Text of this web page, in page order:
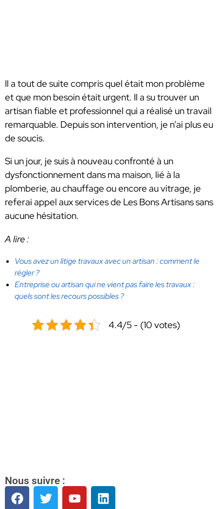
Il a tout de suite compris quel était mon problème
et que mon besoin était urgent. Il a su trouver un
artisan fiable et professionnel qui a réalisé un travail
remarquable. Depuis son intervention, je n’ai plus eu
de soucis.
Si un jour, je suis à nouveau confronté à un
dysfonctionnement dans ma maison, lié à la
plomberie, au chauffage ou encore au vitrage, je
referai appel aux services de Les Bons Artisans sans
aucune hésitation.
A lire :
Vous avez un litige travaux avec un artisan : comment le
régler ?
Entreprise ou artisan qui ne vient pas faire les travaux :
quels sont les recours possibles ?
4.4/5 - (10 votes)
Nous suivre :